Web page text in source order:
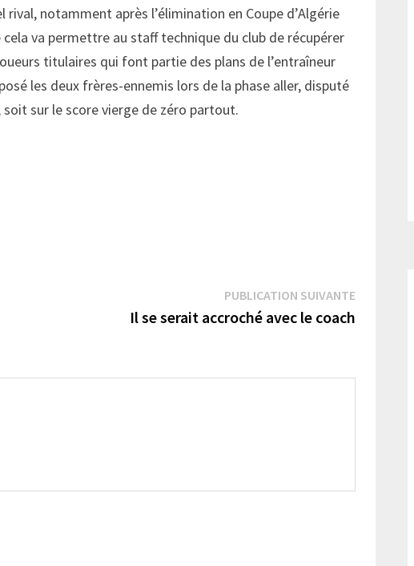
notamment après l’élimination en Coupe d’Algérie
va permettre au staff technique du club de récupérer
titulaires qui font partie des plans de l’entraîneur
les deux frères-ennemis lors de la phase aller, disputé
soit sur le score vierge de zéro partout.
PUBLICATION SUIVANTEPublication
suivante :
Il se serait accroché avec le coach